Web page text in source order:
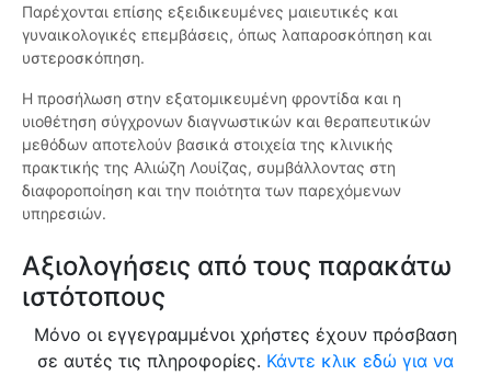
Παρέχονται επίσης εξειδικευμένες μαιευτικές και
γυναικολογικές επεμβάσεις, όπως λαπαροσκόπηση και
υστεροσκόπηση.
Η προσήλωση στην εξατομικευμένη φροντίδα και η
υιοθέτηση σύγχρονων διαγνωστικών και θεραπευτικών
μεθόδων αποτελούν βασικά στοιχεία της κλινικής
πρακτικής της Αλιώζη Λουίζας, συμβάλλοντας στη
διαφοροποίηση και την ποιότητα των παρεχόμενων
υπηρεσιών.
Αξιολογήσεις από τους παρακάτω
ιστότοπους
Μόνο οι εγγεγραμμένοι χρήστες έχουν πρόσβαση
σε αυτές τις πληροφορίες. Κάντε κλικ εδώ για να